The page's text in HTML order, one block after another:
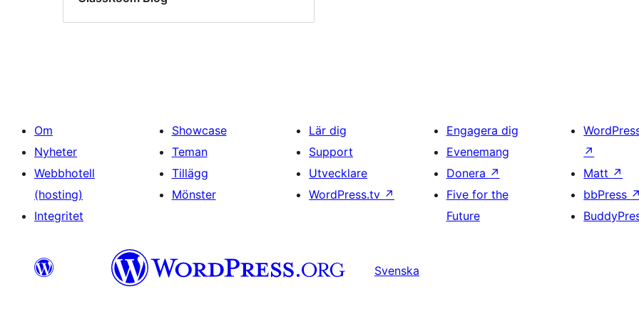
Om
Nyheter
Webbhotell
(hosting)
Integritet
Showcase
Teman
Tillägg
Mönster
Lär dig
Support
Utvecklare
WordPress.tv ↗
Engagera dig
Evenemang
Donera ↗
Five for the
Future
↗
Matt ↗
bbPress ↗
Svenska